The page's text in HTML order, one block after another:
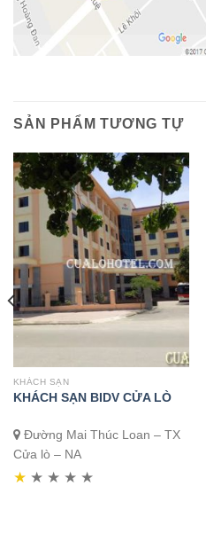
SẢN PHẨM TƯƠNG TỰ
KHÁCH SẠN
KHÁCH SẠN BIDV CỬA LÒ
Đường Mai Thúc Loan – TX
Cửa lò – NA
★ ★ ★ ★ ★